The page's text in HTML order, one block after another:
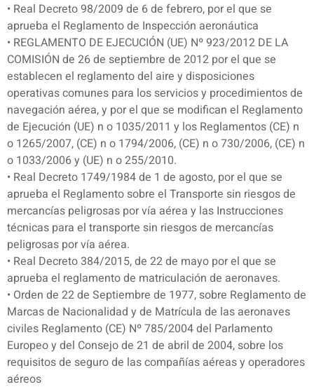
• Real Decreto 98/2009 de 6 de febrero, por el que se
aprueba el Reglamento de Inspección aeronáutica
• REGLAMENTO DE EJECUCIÓN (UE) Nº 923/2012 DE LA
COMISIÓN de 26 de septiembre de 2012 por el que se
establecen el reglamento del aire y disposiciones
operativas comunes para los servicios y procedimientos de
navegación aérea, y por el que se modifican el Reglamento
de Ejecución (UE) n o 1035/2011 y los Reglamentos (CE) n
o 1265/2007, (CE) n o 1794/2006, (CE) n o 730/2006, (CE) n
o 1033/2006 y (UE) n o 255/2010.
• Real Decreto 1749/1984 de 1 de agosto, por el que se
aprueba el Reglamento sobre el Transporte sin riesgos de
mercancías peligrosas por vía aérea y las Instrucciones
técnicas para el transporte sin riesgos de mercancías
peligrosas por vía aérea.
• Real Decreto 384/2015, de 22 de mayo por el que se
aprueba el reglamento de matriculación de aeronaves.
• Orden de 22 de Septiembre de 1977, sobre Reglamento de
Marcas de Nacionalidad y de Matrícula de las aeronaves
civiles Reglamento (CE) Nº 785/2004 del Parlamento
Europeo y del Consejo de 21 de abril de 2004, sobre los
requisitos de seguro de las compañías aéreas y operadores
aéreos